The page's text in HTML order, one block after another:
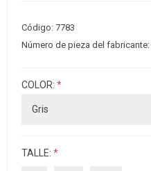
Código: 7783
Número de pieza del fabricante:
COLOR: *
TALLE: *